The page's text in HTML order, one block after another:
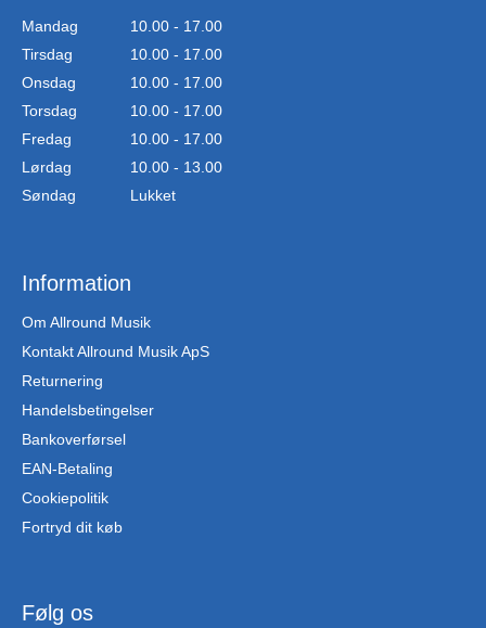
Mandag
10.00 - 17.00
Tirsdag
10.00 - 17.00
Onsdag
10.00 - 17.00
Torsdag
10.00 - 17.00
Fredag
10.00 - 17.00
Lørdag
10.00 - 13.00
Søndag
Lukket
Information
Om Allround Musik
Kontakt Allround Musik ApS
Returnering
Handelsbetingelser
Bankoverførsel
EAN-Betaling
Cookiepolitik
Fortryd dit køb
Følg os